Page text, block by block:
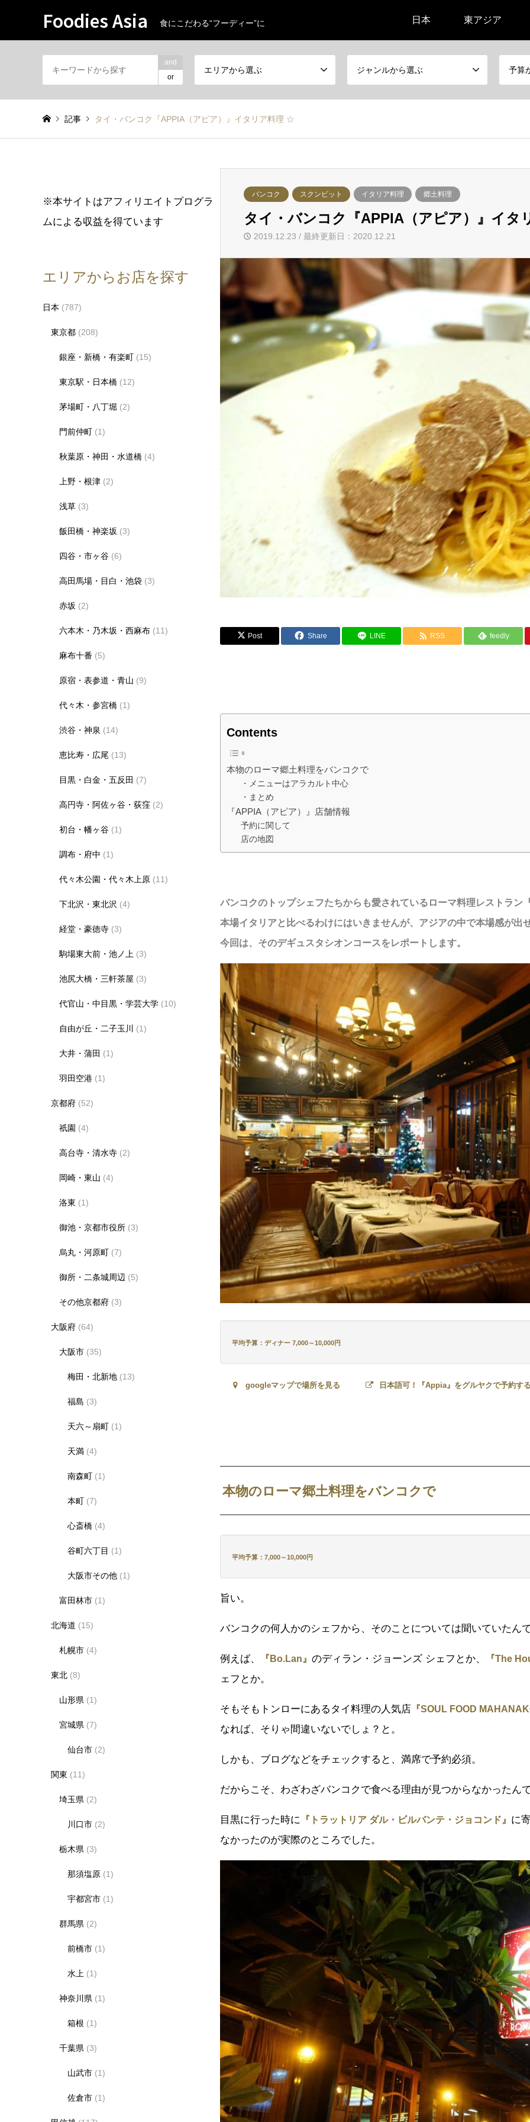
Foodies Asia 食にこだわる“フーディー”に 日本 東アジア
and
or
エリアから選ぶ ジャンルから選ぶ 予算
記事 タイ・バンコク『APPIA（アピア）』イタリア料理 ☆
バンコク スクンビット イタリア料理 郷土料理
タイ・バンコク『APPIA（アピア）』イタ
2019.12.23 / 最終更新日：2020.12.21
Post Share LINE RSS feedly
Contents
本物のローマ郷土料理をバンコクで
・メニューはアラカルト中心
・まとめ
『APPIA（アピア）』店舗情報
予約に関して
店の地図
バンコクのトップシェフたちからも愛されているローマ料理レストラン
本場イタリアと比べるわけにはいきませんが、アジアの中で本場感が出
今回は、そのデギュスタシオンコースをレポートします。
平均予算：ディナー 7,000～10,000円
googleマップで場所を見る 日本語可！『Appia』をグルヤクで予約す
本物のローマ郷土料理をバンコクで
平均予算：7,000～10,000円
旨い。
バンコクの何人かのシェフから、そのことについては聞いていたん
例えば、 『Bo.Lan』 のディラン・ジョーンズ シェフとか、 『The
ェフとか。
そもそもトンローにあるタイ料理の人気店 『SOUL FOOD
なれば、そりゃ間違いないでしょ？と。
しかも、ブログなどをチェックすると、満席で予約必須。
だからこそ、わざわざバンコクで食べる理由が見つからなかったん
目黒に行った時に 『トラットリア ダル・ビルバンテ・ジョコンド』 に
なかったのが実際のところでした。
※本サイトはアフィリエイトプログラ
ムによる収益を得ています
エリアからお店を探す
日本 (787)
東京都 (208)
銀座・新橋・有楽町 (15)
東京駅・日本橋 (12)
茅場町・八丁堀 (2)
門前仲町 (1)
秋葉原・神田・水道橋 (4)
上野・根津 (2)
浅草 (3)
飯田橋・神楽坂 (3)
四谷・市ヶ谷 (6)
高田馬場・目白・池袋 (3)
赤坂 (2)
六本木・乃木坂・西麻布 (11)
麻布十番 (5)
原宿・表参道・青山 (9)
代々木・参宮橋 (1)
渋谷・神泉 (14)
恵比寿・広尾 (13)
目黒・白金・五反田 (7)
高円寺・阿佐ヶ谷・荻窪 (2)
初台・幡ヶ谷 (1)
調布・府中 (1)
代々木公園・代々木上原 (11)
下北沢・東北沢 (4)
経堂・豪徳寺 (3)
駒場東大前・池ノ上 (3)
池尻大橋・三軒茶屋 (3)
代官山・中目黒・学芸大学 (10)
自由が丘・二子玉川 (1)
大井・蒲田 (1)
羽田空港 (1)
京都府 (52)
祇園 (4)
高台寺・清水寺 (2)
岡崎・東山 (4)
洛東 (1)
御池・京都市役所 (3)
烏丸・河原町 (7)
御所・二条城周辺 (5)
その他京都府 (3)
大阪府 (64)
大阪市 (35)
梅田・北新地 (13)
福島 (3)
天六～扇町 (1)
天満 (4)
南森町 (1)
本町 (7)
心斎橋 (4)
谷町六丁目 (1)
大阪市その他 (1)
富田林市 (1)
北海道 (15)
札幌市 (4)
東北 (8)
山形県 (1)
宮城県 (7)
仙台市 (2)
関東 (11)
埼玉県 (2)
川口市 (2)
栃木県 (3)
那須塩原 (1)
宇都宮市 (1)
群馬県 (2)
前橋市 (1)
水上 (1)
神奈川県 (1)
箱根 (1)
千葉県 (3)
山武市 (1)
佐倉市 (1)